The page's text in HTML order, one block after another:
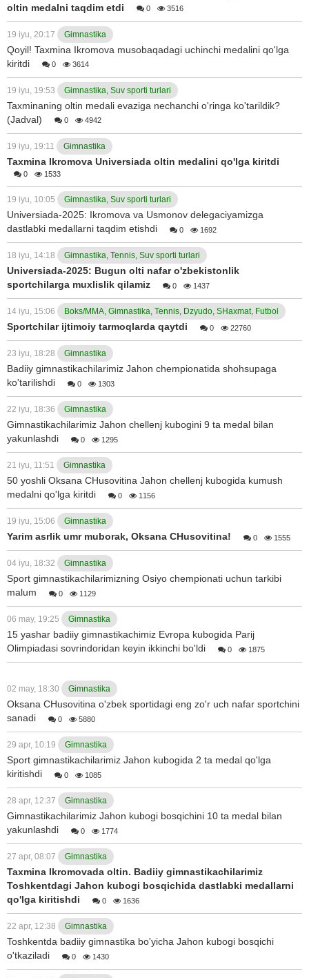
oltin medalni taqdim etdi
0 3516
19 iyu, 20:17 Gimnastika
Qoyil! Taxmina Ikromova musobaqadagi uchinchi medalini qo'lga
kiritdi
0 3614
19 iyu, 19:53 Gimnastika, Suv sporti turlari
Taxminaning oltin medali evaziga nechanchi o'ringa ko'tarildik?
(Jadval)
0 4942
19 iyu, 19:11 Gimnastika
Taxmina Ikromova Universiada oltin medalini qo'lga kiritdi
0 1533
19 iyu, 10:05 Gimnastika, Suv sporti turlari
Universiada-2025: Ikromova va Usmonov delegaciyamizga
dastlabki medallarni taqdim etishdi
0 1692
18 iyu, 14:18 Gimnastika, Tennis, Suv sporti turlari
Universiada-2025: Bugun olti nafar o'zbekistonlik
sportchilarga muxlislik qilamiz
0 1437
14 iyu, 15:06 Boks/MMA, Gimnastika, Tennis, Dzyudo, SHaxmat, Futbol
Sportchilar ijtimoiy tarmoqlarda qaytdi 0 22760
23 iyu, 18:28 Gimnastika
Badiiy gimnastikachilarimiz Jahon chempionatida shohsupaga
ko'tarilishdi
0 1303
22 iyu, 18:36 Gimnastika
Gimnastikachilarimiz Jahon chellenj kubogini 9 ta medal bilan
yakunlashdi
0 1295
21 iyu, 11:51 Gimnastika
50 yoshli Oksana CHusovitina Jahon chellenj kubogida kumush
medalni qo'lga kiritdi
0 1156
19 iyu, 15:06 Gimnastika
Yarim asrlik umr muborak, Oksana CHusovitina! 0 1555
04 iyu, 18:32 Gimnastika
Sport gimnastikachilarimizning Osiyo chempionati uchun tarkibi
malum
0 1129
06 may, 19:25 Gimnastika
15 yashar badiiy gimnastikachimiz Evropa kubogida Parij
Olimpiadasi sovrindoridan keyin ikkinchi bo'ldi
0 1875
02 may, 18:30 Gimnastika
Oksana CHusovitina o'zbek sportidagi eng zo'r uch nafar sportchini
sanadi
0 5880
29 apr, 10:19 Gimnastika
Sport gimnastikachilarimiz Jahon kubogida 2 ta medal qo'lga
kiritishdi
0 1085
28 apr, 12:37 Gimnastika
Gimnastikachilarimiz Jahon kubogi bosqichini 10 ta medal bilan
yakunlashdi
0 1774
27 apr, 08:07 Gimnastika
Taxmina Ikromovada oltin. Badiiy gimnastikachilarimiz
Toshkentdagi Jahon kubogi bosqichida dastlabki medallarni
qo'lga kiritishdi
0 1636
22 apr, 12:38 Gimnastika
Toshkentda badiiy gimnastika bo'yicha Jahon kubogi bosqichi
o'tkaziladi
0 1430